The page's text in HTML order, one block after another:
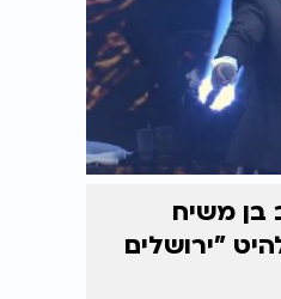
בן משיח
"ירושלים